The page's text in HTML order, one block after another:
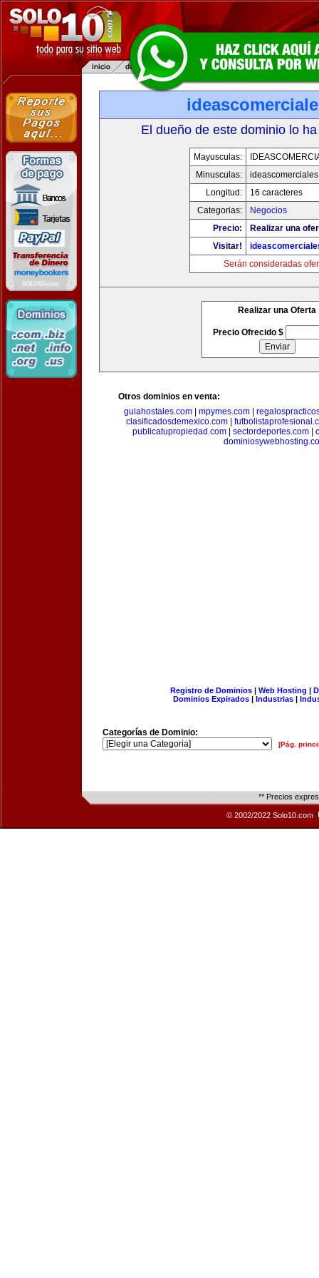
El dueño de este dominio lo
Mayusculas:
Minusculas:
Longitud:
16 caracteres
Categorias:
Negocios
Precio:
Realizar una
Visitar!
Serán consideradas
Realizar una Oferta
Precio Ofrecido $
Otros dominios en venta:
guiahostales.com| mpymes.com|
clasificadosdemexico.com|
publicatupropiedad.com
sectordeportes.com
Registro de Dominios| Web Hosting |
Dominios Expirados | Industrias |
Categorías de Dominio:
[Pág.
** Precios
© 2002/2022 Solo10.com